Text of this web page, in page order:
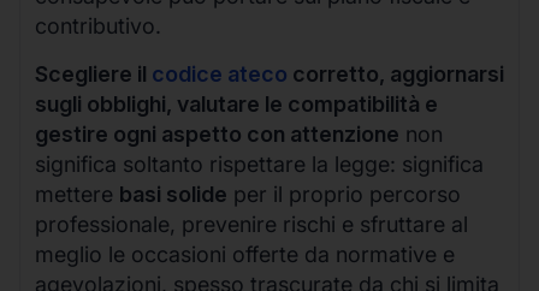
contributivo.
Scegliere il codice ateco corretto, aggiornarsi
sugli obblighi, valutare le compatibilità e
gestire ogni aspetto con attenzione non
significa soltanto rispettare la legge: significa
mettere basi solide per il proprio percorso
professionale, prevenire rischi e sfruttare al
meglio le occasioni offerte da normative e
agevolazioni, spesso trascurate da chi si limita